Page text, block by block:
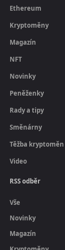
Ethereum
Kryptoměny
Magazín
NFT
Novinky
Peněženky
Rady a tipy
Směnárny
Těžba kryptoměn
Video
RSS odběr
Vše
Novinky
Magazín